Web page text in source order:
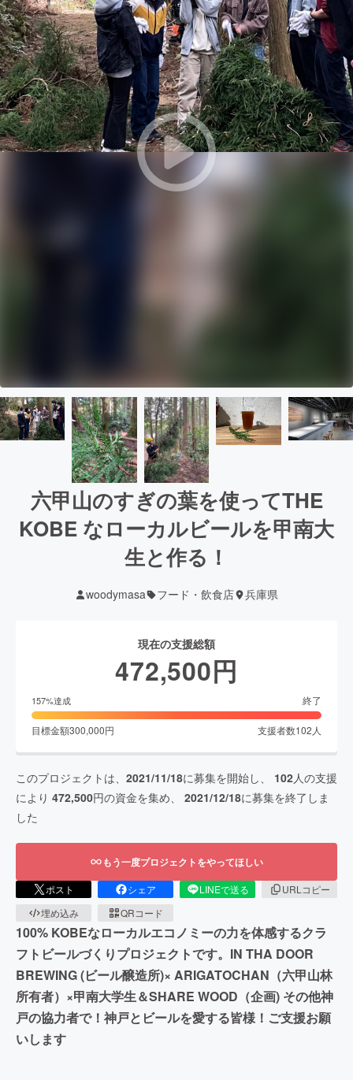
六甲山のすぎの葉を使ってTHE
KOBE なローカルビールを甲南大
生と作る！
woodymasa フード・飲食店 兵庫県
現在の支援総額
472,500円
157%達成 終了
目標金額300,000円 支援者数102人
このプロジェクトは、 2021/11/18に募集を開始し、 102人の支援
により 472,500円の資金を集め、 2021/12/18に募集を終了しま
した
もう一度プロジェクトをやってほしい
ポスト シェア LINEで送る
URLコピー
埋め込み
QRコード
100% KOBEなローカルエコノミーの力を体感するクラ
フトビールづくりプロジェクトです。IN THA DOOR
BREWING (ビール醸造所)× ARIGATOCHAN（六甲山林
所有者）×甲南大学生＆SHARE WOOD（企画) その他神
戸の協力者で！神戸とビールを愛する皆様！ご支援お願
いします